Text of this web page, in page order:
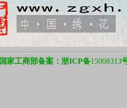
国家工商部备案：浙ICP备15008313